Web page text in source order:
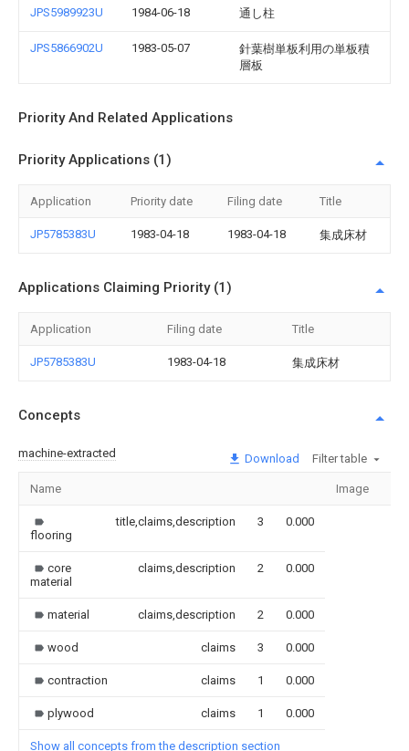
JPS5989923U 1984-06-18 通し柱
JPS5866902U 1983-05-07
針葉樹単板利用の単板積
層板
Priority And Related Applications
Priority Applications (1)
Application Priority date Filing date Title
JP5785383U 1983-04-18 1983-04-18 集成床材
Applications Claiming Priority (1)
Application Filing date Title
JP5785383U 1983-04-18 集成床材
Concepts
machine-extracted Download Filter table
Name Image
flooring
title,claims,description 3 0.000
core
material
claims,description 2 0.000
material claims,description 2 0.000
wood claims 3 0.000
contraction claims 1 0.000
plywood claims 1 0.000
Show all concepts from the description section